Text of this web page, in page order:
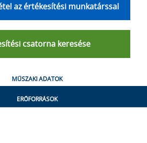
az értékesítési munkatárssal
csatorna keresése
MŰSZAKI ADATOK
ERŐFORRÁSOK